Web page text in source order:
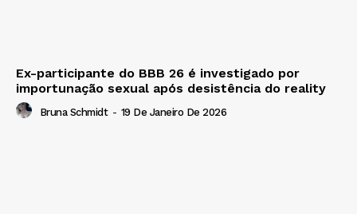
Ex-participante do BBB 26 é investigado por
importunação sexual após desistência do reality
Bruna Schmidt - 19 De Janeiro De 2026